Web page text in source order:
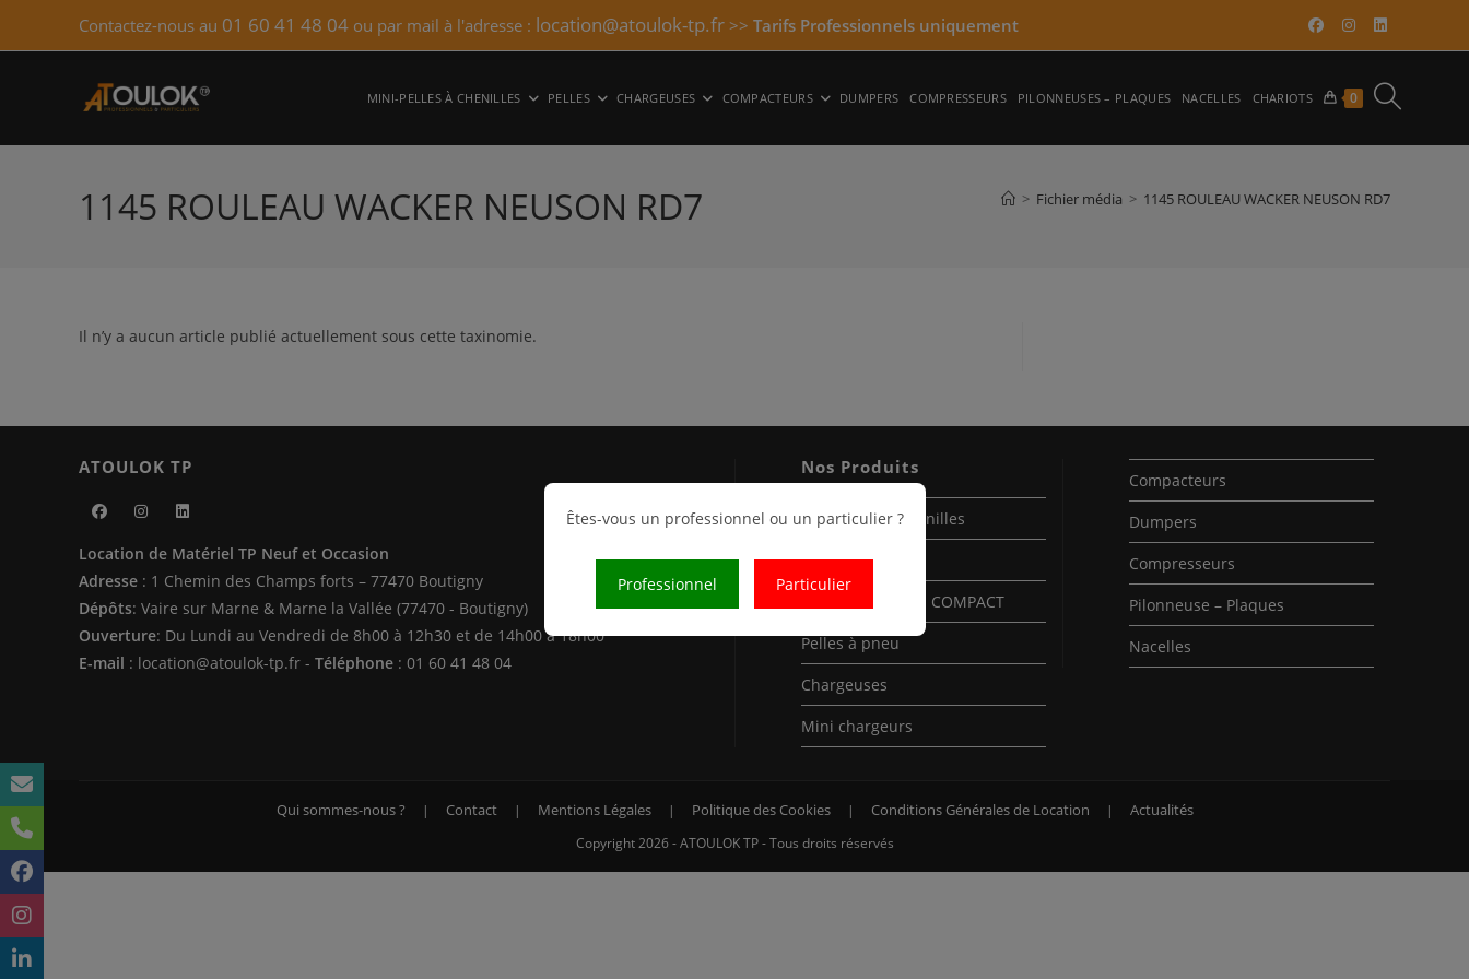
Contactez-nous au 01 60 41 48 04 ou par mail à l'adresse : location@atoulok-tp.fr >> Tarifs Professionnels uniquement​
MINI-PELLES À CHENILLES PELLES CHARGEUSES COMPACTEURS DUMPERS COMPRESSEURS PILONNEUSES – PLAQUES NACELLES CHARIOTS 0 TOGGLE
WEBSITE
1145 ROULEAU WACKER NEUSON RD7 > Fichier média > 1145 ROULEAU WACKER NEUSON RD7
Il n’y a aucun article publié actuellement sous cette taxinomie.
ATOULOK TP
dans
un
nouvel
onglet
dans
un
nouvel
onglet
dans
un
nouvel
onglet
Location de Matériel TP Neuf et Occasion
Adresse : 1 Chemin des Champs forts – 77470 Boutigny
Dépôts: Vaire sur Marne & Marne la Vallée (77470 - Boutigny)
Ouverture: Du Lundi au Vendredi de 8h00 à 12h30 et de 14h00 à 18h00
E-mail : location@atoulok-tp.fr - Téléphone : 01 60 41 48 04
Nos Produits
Mini-Pelles à chenilles
Pelles à chenilles
Pelles à chenilles COMPACT
Pelles à pneu
Chargeuses
Mini chargeurs
Compacteurs
Dumpers
Compresseurs
Pilonneuse – Plaques
Nacelles
Qui sommes-nous ? Contact Mentions Légales Politique des Cookies Conditions Générales de Location Actualités
Copyright 2026 - ATOULOK TP - Tous droits réservés
Êtes-vous un professionnel ou un particulier ?
Professionnel Particulier